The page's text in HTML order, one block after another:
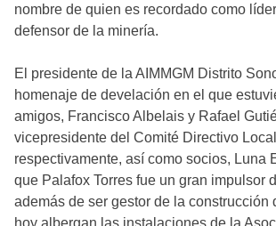
nombre de quien es recordado como
defensor de la minería.
El presidente de la AIMMGM Distrito
homenaje de develación en el que
amigos, Francisco Albelais y Rafael
vicepresidente del Comité Directivo
respectivamente, así como socios, Luna
que Palafox Torres fue un gran impulsor
además de ser gestor de la construcción
hoy albergan las instalaciones de la